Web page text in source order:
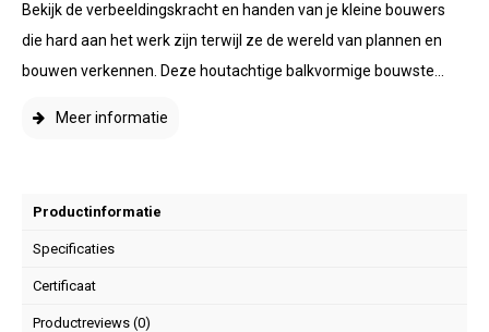
Bekijk de verbeeldingskracht en handen van je kleine bouwers
die hard aan het werk zijn terwijl ze de wereld van plannen en
bouwen verkennen. Deze houtachtige balkvormige bouwste...
Meer informatie
Productinformatie
Specificaties
Certificaat
Productreviews (0)